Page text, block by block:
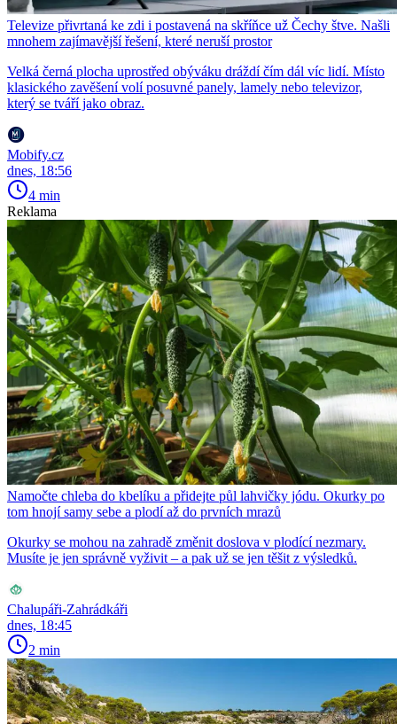
Televize přivrtaná ke zdi i postavená na skříňce už Čechy štve. Našli
mnohem zajímavější řešení, které neruší prostor
Velká černá plocha uprostřed obýváku dráždí čím dál víc lidí. Místo
klasického zavěšení volí posuvné panely, lamely nebo televizor,
který se tváří jako obraz.
Mobify.cz
dnes, 18:56
4 min
Reklama
Namočte chleba do kbelíku a přidejte půl lahvičky jódu. Okurky po
tom hnojí samy sebe a plodí až do prvních mrazů
Okurky se mohou na zahradě změnit doslova v plodící nezmary.
Musíte je jen správně vyživit – a pak už se jen těšit z výsledků.
Chalupáři-Zahrádkáři
dnes, 18:45
2 min